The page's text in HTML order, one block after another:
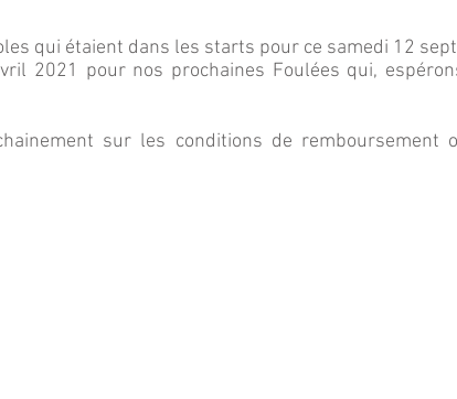
qui étaient dans les starts pour ce samedi 12
2021 pour nos prochaines Foulées qui,
sur les conditions de remboursement